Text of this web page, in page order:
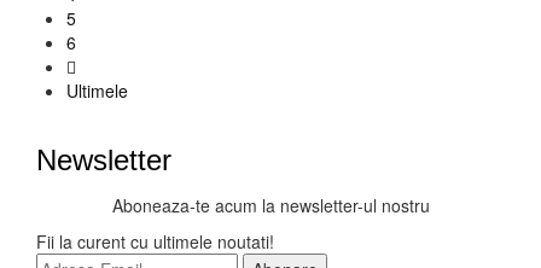
3
4
5
6
Newsletter
Aboneaza-te acum la newsletter-ul nostru